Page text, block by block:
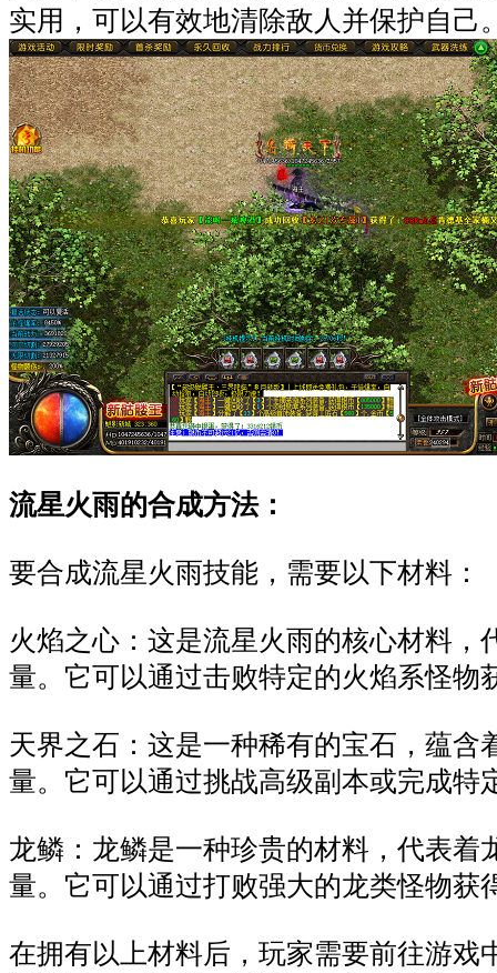
实用，可以有效地清除敌人并保护自己
流星火雨的合成方法：
要合成流星火雨技能，需要以下材料：
火焰之心：这是流星火雨的核心材料，
量。它可以通过击败特定的火焰系怪物
天界之石：这是一种稀有的宝石，蕴含
量。它可以通过挑战高级副本或完成特
龙鳞：龙鳞是一种珍贵的材料，代表着
量。它可以通过打败强大的龙类怪物获
在拥有以上材料后，玩家需要前往游戏